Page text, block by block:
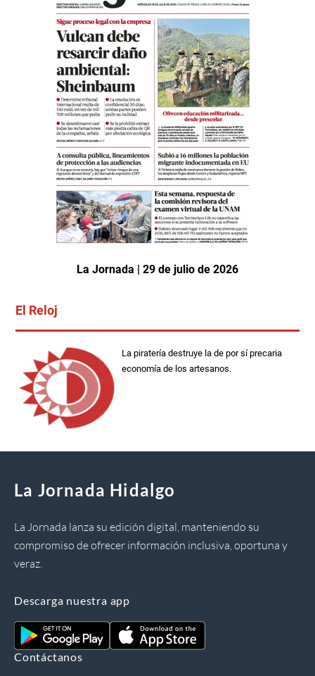
La Jornada | 29 de julio de 2026
El Reloj
La piratería destruye la de por sí precaria
economía de los artesanos.
La Jornada Hidalgo
La Jornada lanza su edición digital, manteniendo su
compromiso de ofrecer información inclusiva, oportuna y
veraz.
Descarga nuestra app
Contáctanos